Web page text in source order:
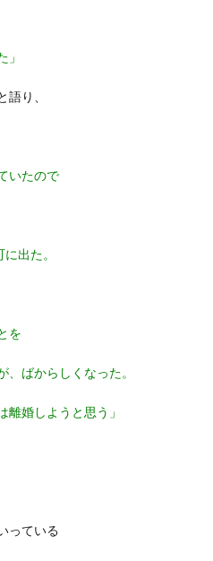
り、
いたので
出た。
を
ばからしくなった。
婚しようと思う」
っている